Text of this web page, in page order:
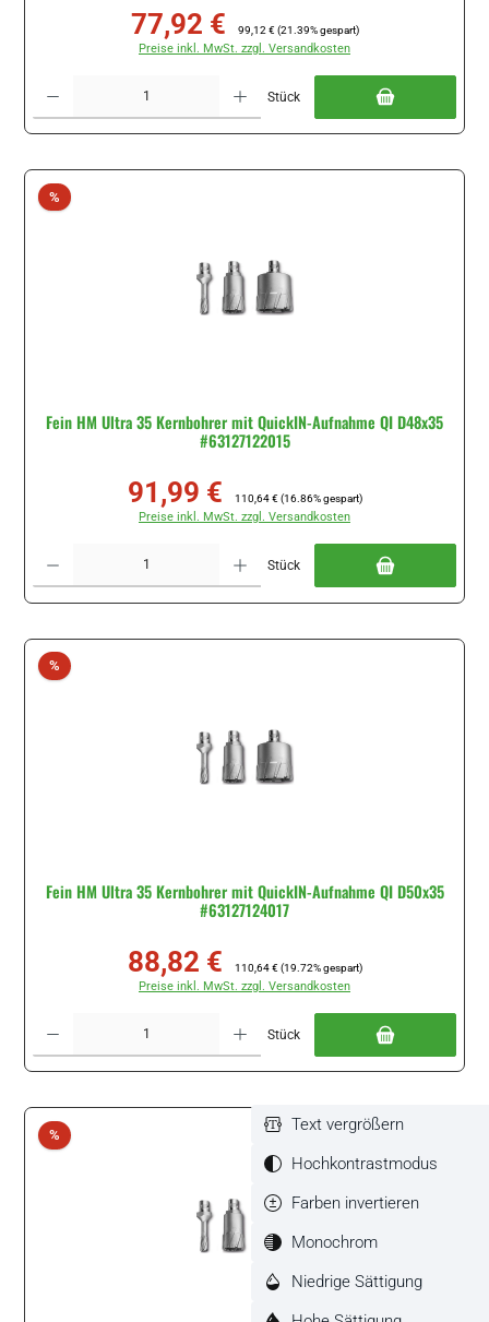
Verkaufspreis:
77,92 € 99,12 € (21.39% gespart)
Preise inkl. MwSt. zzgl. Versandkosten
Stück
%Rabatt
Fein HM Ultra 35 Kernbohrer mit QuickIN-Aufnahme QI D48x35
#63127122015
Verkaufspreis:
91,99 € 110,64 € (16.86% gespart)
Preise inkl. MwSt. zzgl. Versandkosten
Stück
%Rabatt
Fein HM Ultra 35 Kernbohrer mit QuickIN-Aufnahme QI D50x35
#63127124017
Verkaufspreis:
88,82 € 110,64 € (19.72% gespart)
Preise inkl. MwSt. zzgl. Versandkosten
Stück
%Rabatt
Text vergrößern
Hochkontrastmodus
Farben invertieren
Monochrom
Niedrige Sättigung